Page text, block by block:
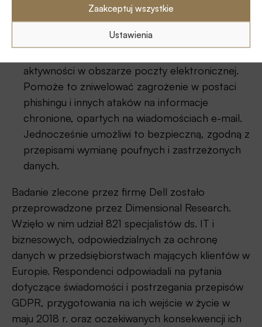
Zaakceptuj wszystkie
Ustawienia
zgodność z przepisami GDPR.
Zapewnienie bezpieczeństwa poczty
Aby spełnić wymagania GDPR,
aktywności w obszarze poczty elektronicznej.
Pomoże to zniwelować zagrożenie w postaci
phishingu i innych ataków na informacje
chronione, opartych na wiadomościach e-mail.
Jednocześnie umożliwi to bezpieczną, zgodną z
przepisami wymianę poufnych i zastrzeżonych
danych.
Badanie zlecone przez firmę Dell zostało
przeprowadzone przez Dimensional Research.
Wzięło w nim udział 821 specjalistów ds. IT i
biznesowych, odpowiedzialnych za ochronę
danych w przedsiębiorstwach mających klientów w
Europie. Respondenci odpowiadali na pytania
dotyczące świadomości i postrzegania przepisów
GDPR, przygotowania na ich wejście w życie w
maju 2018 r. oraz oczekiwanych konsekwencji ich